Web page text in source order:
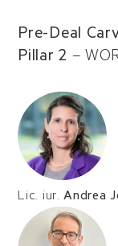
Pre-Deal
Pillar 2 –
Lic. iur. Andrea